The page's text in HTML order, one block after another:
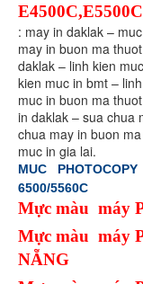
: may in daklak –
may in buon ma
daklak – linh kien
kien muc in bmt –
muc in buon ma
in daklak – sua chua
chua may in buon
muc in gia lai.
MUC
6500/5560C
Mực màu máy
Mực màu máy
NẴNG